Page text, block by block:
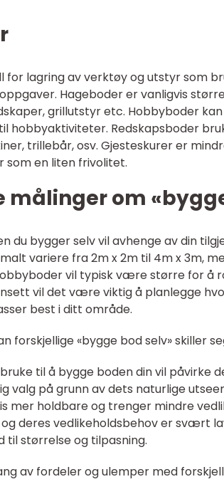
for lagring av verktøy og utstyr som
Hageboder er vanligvis
grillutstyr etc. Hobbyboder
hobbyaktiviteter. Redskapsboder
trillebår, osv. Gjesteskurer er
som en liten frivolitet.
om
du bygger selv vil avhenge av din
variere fra 2m x 2m til 4m x 3m,
vil typisk være større for å
vil det være viktig å planlegge
best i ditt område.
forskjellige «bygge bod selv» skiller
til å bygge boden din vil påvirke
valg på grunn av dets naturlige
mer holdbare og trenger mindre
deres vedlikeholdsbehov er svært
til størrelse og tilpasning.
av fordeler og ulemper med